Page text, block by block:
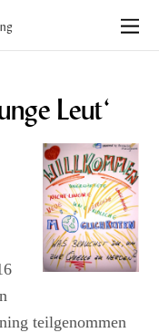
Leut‘
teilgenommen